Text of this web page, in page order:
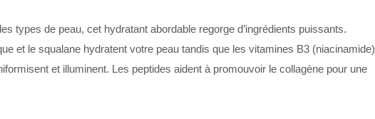
types de peau, cet hydratant abordable regorge d’ingrédients puissants.
et le squalane hydratent votre peau tandis que les vitamines B3 (niacinamide)
et illuminent. Les peptides aident à promouvoir le collagène pour une